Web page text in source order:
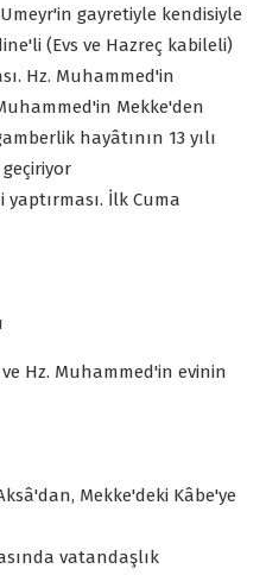
gayretiyle kendisiyle
(Evs ve Hazreç kabileli)
Hz. Muhammed'in
Mekke'den
hayâtının 13 yılı
geçiriyor
İlk Cuma
Hz. Muhammed'in evinin
Mekke'deki Kâbe'ye
vatandaşlık